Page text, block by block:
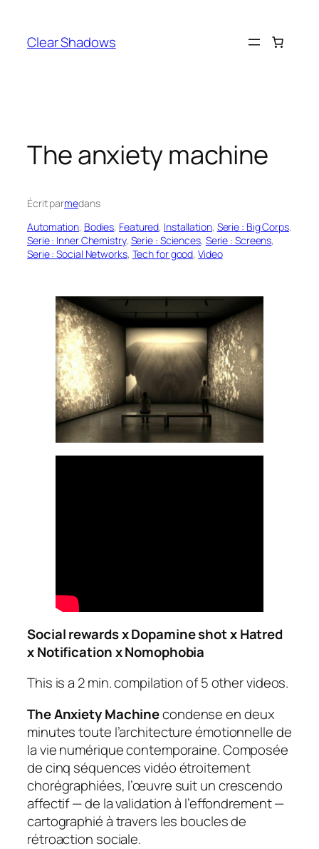
contenu
Clear Shadows
The anxiety machine
Écrit parmedans
Automation, Bodies, Featured, Installation, Serie : Big Corps
Serie : Inner Chemistry, Serie : Sciences, Serie : Screens
Serie : Social Networks, Tech for good, Video
Social rewards x Dopamine shot x Hatred
x Notification x Nomophobia
This is a 2 min. compilation of 5 other videos.
The Anxiety Machinecondense en deux
minutes toute l’architecture émotionnelle de
la vie numérique contemporaine. Composée
de cinq séquences vidéo étroitement
chorégraphiées, l’œuvre suit un crescendo
affectif — de la validation à l’effondrement —
cartographié à travers les boucles de
rétroaction sociale.